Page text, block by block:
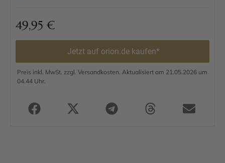
49,95 €
Jetzt auf orion.de kaufen*
Preis inkl. MwSt. zzgl. Versandkosten. Aktualisiert am 21.05.2026 um
04.44 Uhr.